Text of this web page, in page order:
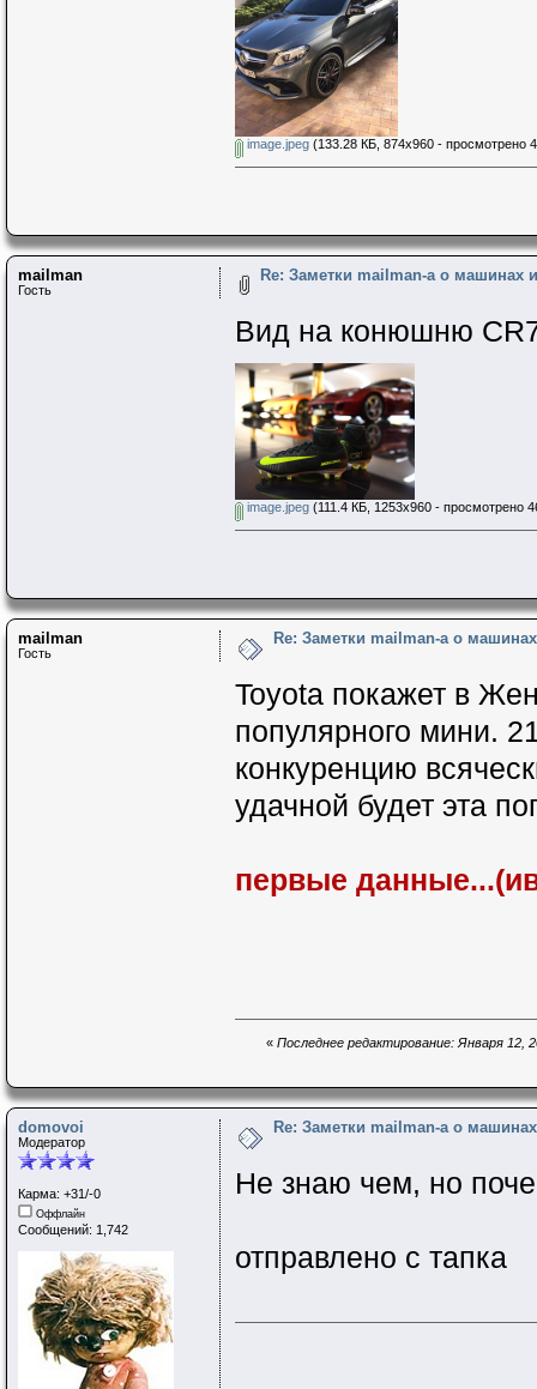
image.jpeg(133.28 КБ, 874x960 - просмотрено
mailman
Гость
Re: Заметки mailman-a о машинах
Вид на конюшню
image.jpeg(111.4 КБ, 1253x960 - просмотрено
mailman
Гость
Re: Заметки mailman-a о
Toyota покажет в
популярного мини.
конкуренцию
удачной будет эта
первые
« Последнее редактирование: Января 12,
domovoi
Модератор
Карма: +31/-0
Оффлайн
Сообщений: 1,742
Re: Заметки mailman-a о
Не знаю чем, но
отправлено с тапка